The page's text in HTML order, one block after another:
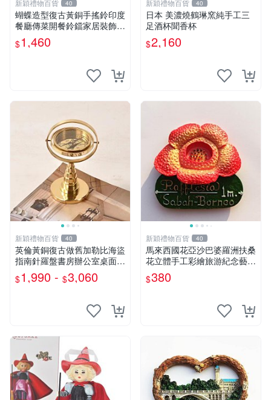
新穎禮物百貨 40
蝴蝶造型復古黃銅手搖鈴印度
餐廳傳菜開餐鈴鐺家居裝飾擺
件
$1,460
新穎禮物百貨 40
日本 美濃燒鶴琳窯純手工三
足酒杯聞香杯
$2,160
新穎禮物百貨 40
英倫黃銅復古做舊加勒比海盜
指南針羅盤書房辦公室桌面擺
設
$1,990 - $3,060
新穎禮物百貨 40
馬來西國花亞沙巴婆羅洲扶桑
花立體手工彩繪旅游紀念藝術
品冰箱貼
$380